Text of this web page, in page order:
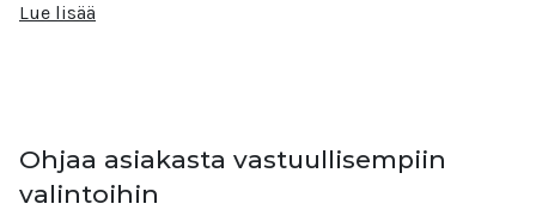
Lue lisää
Ohjaa asiakasta vastuullisempiin
valintoihin